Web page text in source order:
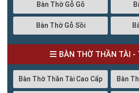
Bàn Thờ Gỗ Gõ
Bàn Thờ Gỗ Sồi
BÀN THỜ THẦN TÀI -
Bàn Thờ Thần Tài Cao Cấp Bàn